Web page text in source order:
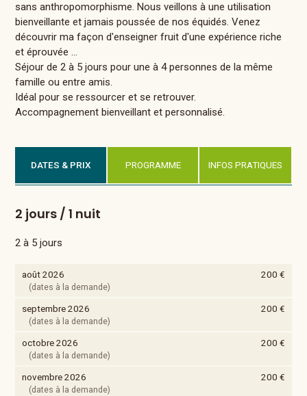
sans anthropomorphisme. Nous veillons à une utilisation
bienveillante et jamais poussée de nos équidés. Venez
découvrir ma façon d'enseigner fruit d'une expérience riche
et éprouvée ...
Séjour de 2 à 5 jours pour une à 4 personnes de la même
famille ou entre amis.
Idéal pour se ressourcer et se retrouver.
Accompagnement bienveillant et personnalisé.
DATES & PRIX PROGRAMME INFOS PRATIQUES
2 jours / 1 nuit
2 à 5 jours
août 2026 200 €
(dates à la demande)
septembre 2026 200 €
(dates à la demande)
octobre 2026 200 €
(dates à la demande)
novembre 2026 200 €
(dates à la demande)